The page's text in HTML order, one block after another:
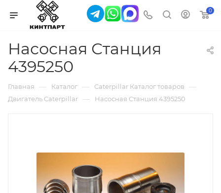
0
Насосная Станция
4395250
Главная — Каталог — Caterpillar Каталог товаров —
Двигатель Caterpillar — Насосная Станция 4395250